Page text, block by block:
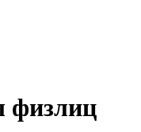
физлиц